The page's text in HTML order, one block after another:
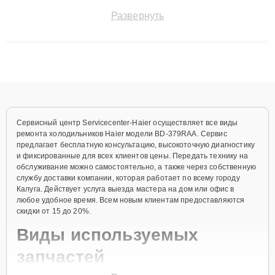
сохранением гарантии до 3 лет. Наши мастера решают
Развернуть
Сервисный центр Servicecenter-Haier осуществляет все виды
ремонта холодильников Haier модели BD-379RAA. Сервис
предлагает бесплатную консультацию, высокоточную диагностику
и фиксированные для всех клиентов цены. Передать технику на
обслуживание можно самостоятельно, а также через собственную
службу доставки компании, которая работает по всему городу
Калуга. Действует услуга выезда мастера на дом или офис в
любое удобное время. Всем новым клиентам предоставляются
скидки от 15 до 20%.
Виды используемых
запчастей